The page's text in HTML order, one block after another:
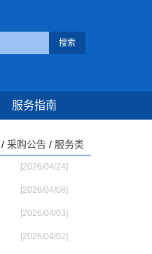
服务指南
/ 采购公告 / 服务类
[2026/04/24]
[2026/04/08]
[2026/04/03]
[2026/04/02]